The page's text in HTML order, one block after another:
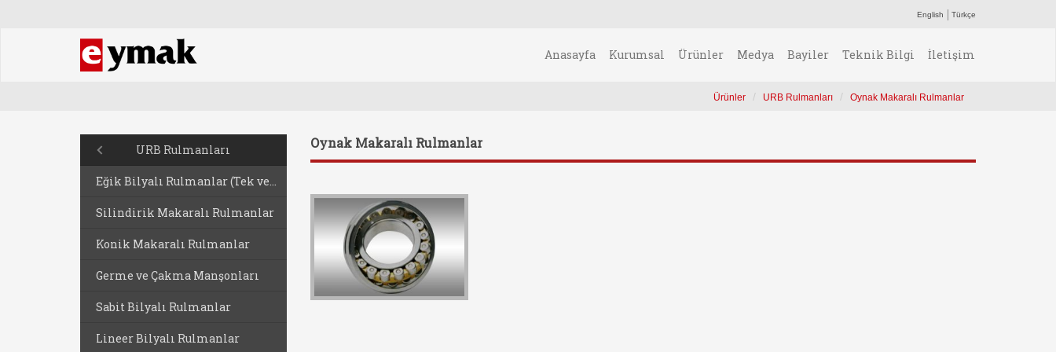
English Türkçe
Anasayfa Kurumsal Ürünler Medya Bayiler Teknik Bilgi İletişim
Ürünler URB Rulmanları Oynak Makaralı Rulmanlar
URB Rulmanları
Eğik Bilyalı Rulmanlar (Tek ve Çift Sıralı)
Silindirik Makaralı Rulmanlar
Konik Makaralı Rulmanlar
Germe ve Çakma Manşonları
Sabit Bilyalı Rulmanlar
Lineer Bilyalı Rulmanlar
Oynak Makaralı Rulmanlar